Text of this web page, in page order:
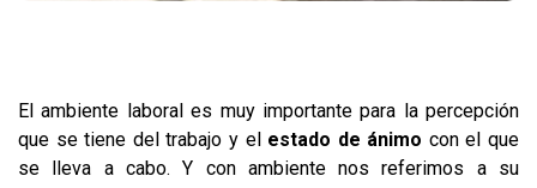
El ambiente laboral es muy importante para la percepción
que se tiene del trabajo y el estado de ánimo con el que
se lleva a cabo. Y con ambiente nos referimos a su